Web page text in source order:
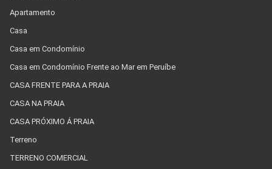
Apartamento
Casa
Casa em Condomínio
Casa em Condomínio Frente ao Mar em Peruíbe
CASA FRENTE PARA A PRAIA
CASA NA PRAIA
CASA PRÓXIMO Á PRAIA
Terreno
TERRENO COMERCIAL